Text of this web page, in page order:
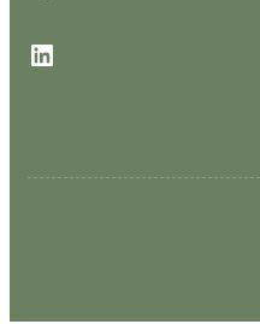
LinkedIn